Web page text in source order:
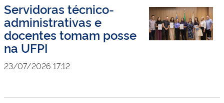
Servidoras técnico-
administrativas e
docentes tomam posse
na UFPI
23/07/2026 17:12